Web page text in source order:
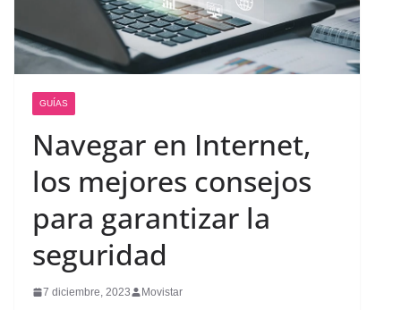
GUÍAS
Navegar en Internet,
los mejores consejos
para garantizar la
seguridad
7 diciembre, 2023 Movistar